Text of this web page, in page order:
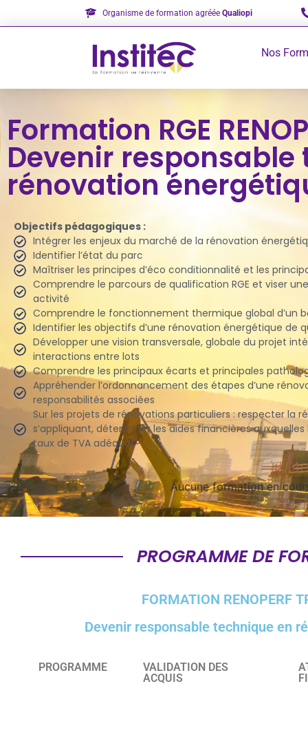
Organisme de formation agréée Qualiopi
Nos
Formation RGE
Devenir
rénovation
Objectifs pédagogiques :
Intégrer les enjeux du marché de la rénovation
Identifier l’état du parc
Maîtriser les principes d’éco conditionnalité et les
Comprendre le parcours de qualification RGE et viser
activité
Comprendre le fonctionnement thermique global d’un
Identifier les objectifs d’une rénovation énergétique de
Développer une vision transversale, globale du projet
interactions entre lots
Comprendre les principaux écarts et principales
Appréhender l’ordonnancement des étapes d’une
responsabilités associées
Sur les projets de rénovations particuliers : respecter la
s’appliquant, déterminer les aides financières
taux de TVA adéquat
Aucune formation en
PROGRAMME DE
FORMATION RENOPERF
Devenir responsable technique en
PROGRAMME
VALIDATION DES
ACQUIS